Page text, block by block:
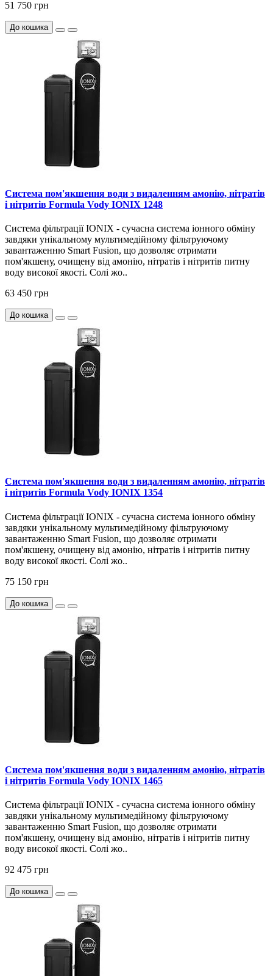
51 750 грн
До кошика
Система пом'якшення води з видаленням амонію, нітратів
і нітритів Formula Vody IONIX 1248
Система фільтрації IONIX - сучасна система іонного обміну
завдяки унікальному мультимедійному фільтруючому
завантаженню Smart Fusion, що дозволяє отримати
пом'якшену, очищену від амонію, нітратів і нітритів питну
воду високої якості. Солі жо..
63 450 грн
До кошика
Система пом'якшення води з видаленням амонію, нітратів
і нітритів Formula Vody IONIX 1354
Система фільтрації IONIX - сучасна система іонного обміну
завдяки унікальному мультимедійному фільтруючому
завантаженню Smart Fusion, що дозволяє отримати
пом'якшену, очищену від амонію, нітратів і нітритів питну
воду високої якості. Солі жо..
75 150 грн
До кошика
Система пом'якшення води з видаленням амонію, нітратів
і нітритів Formula Vody IONIX 1465
Система фільтрації IONIX - сучасна система іонного обміну
завдяки унікальному мультимедійному фільтруючому
завантаженню Smart Fusion, що дозволяє отримати
пом'якшену, очищену від амонію, нітратів і нітритів питну
воду високої якості. Солі жо..
92 475 грн
До кошика